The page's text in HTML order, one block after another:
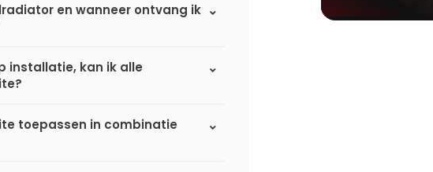
en wanneer ontvang ik
installatie, kan ik alle
toepassen in combinatie